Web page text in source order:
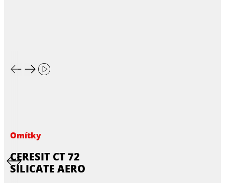
Omítky
CERESIT CT 72
SILICATE AERO